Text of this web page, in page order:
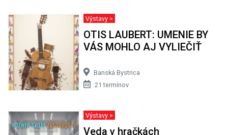
Výstavy >
OTIS LAUBERT: UMENIE BY
VÁS MOHLO AJ VYLIEČIŤ
Banská Bystrica
21 termínov
Výstavy >
Veda v hračkách